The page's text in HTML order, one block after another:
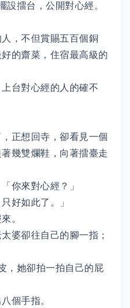
設擂台，公開對心經。
，不但賞賜五百個銅
的齋菜，住宿最高級的
台對心經的人的確不
正想回寺，卻看見一個
幾雙爛鞋，向著擂臺走
你來對心經？」
好如此了。」
來。
婆卻往自己的腳一指；
，她卻拍一拍自己的屁
個手指。